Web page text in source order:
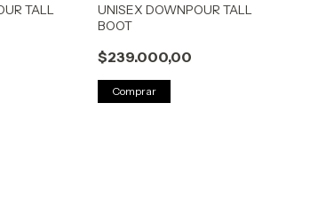
TALL
UNISEX DOWNPOUR TALL
BOOT
$239.000,00
Comprar